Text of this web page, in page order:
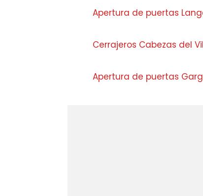
Apertura de puertas
Cerrajeros Cabezas del
Apertura de puertas